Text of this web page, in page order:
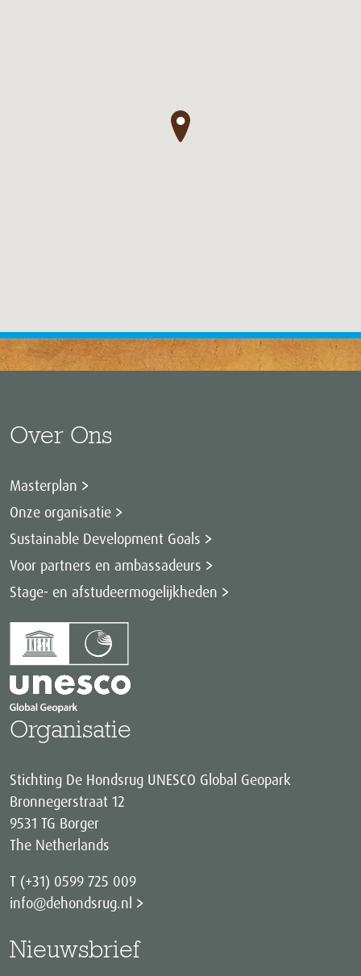
●
Over Ons
Masterplan
Onze organisatie
Sustainable Development Goals
Voor partners en ambassadeurs
Stage- en afstudeermogelijkheden
Organisatie
Stichting De Hondsrug UNESCO Global Geopark
Bronnegerstraat 12
9531 TG Borger
The Netherlands
T (+31) 0599 725 009
info@dehondsrug.nl
Nieuwsbrief